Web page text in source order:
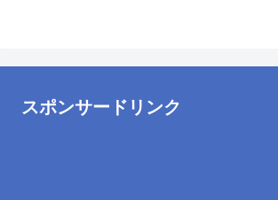
スポンサードリンク